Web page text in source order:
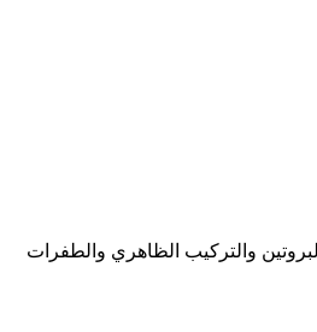
وتركيب الحمض النووي وتضاعفه والبروتين والتركيب الظاهري والطفرات